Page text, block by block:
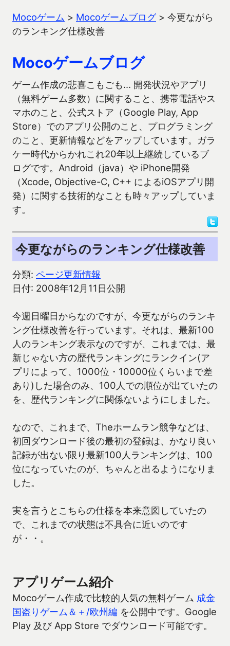
Mocoゲーム > Mocoゲームブログ> 今更ながら
のランキング仕様改善
Mocoゲームブログ
ゲーム作成の悲喜こもごも… 開発状況やアプリ
（無料ゲーム多数）に関すること、携帯電話やス
マホのこと、公式ストア（Google Play, App
Store）でのアプリ公開のこと、プログラミング
のこと、更新情報などをアップしています。ガラ
ケー時代からかれこれ20年以上継続しているブ
ログです。Android（java）や iPhone開発
（Xcode, Objective-C, C++ によるiOSアプリ開
発）に関する技術的なことも時々アップしていま
す。
今更ながらのランキング仕様改善
分類: ページ更新情報
日付: 2008年12月11日公開
今週日曜日からなのですが、今更ながらのランキ
ング仕様改善を行っています。それは、最新100
人のランキング表示なのですが、これまでは、最
新じゃない方の歴代ランキングにランクイン(ア
プリによって、1000位・10000位くらいまで差
あり)した場合のみ、100人での順位が出ていたの
を、歴代ランキングに関係ないようにしました。
なので、これまで、Theホームラン競争などは、
初回ダウンロード後の最初の登録は、かなり良い
記録が出ない限り最新100人ランキングは、100
位になっていたのが、ちゃんと出るようになりま
した。
実を言うとこちらの仕様を本来意図していたの
で、これまでの状態は不具合に近いのです
が・・。
アプリゲーム紹介
Mocoゲーム作成で比較的人気の無料ゲーム 成金
国盗りゲーム＆＋/欧州編 を公開中です。Google
Play 及び App Store でダウンロード可能です。